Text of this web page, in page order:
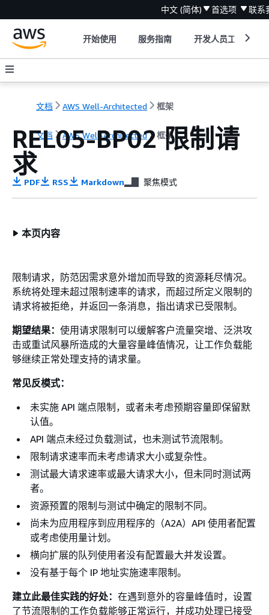
中文 (简体) 首选项 联系
开始使用 服务指南 开发人员工具
文档 AWS Well-Architected 框架
文档 AWS Well-Architected 框架
REL05-BP02 限制请
求
PDF RSS Markdown 聚焦模式
本页内容
限制请求，防范因需求意外增加而导致的资源耗尽情况。
系统将处理未超过限制速率的请求，而超过所定义限制的
请求将被拒绝，并返回一条消息，指出请求已受限制。
期望结果： 使用请求限制可以缓解客户流量突增、泛洪攻
击或重试风暴所造成的大量容量峰值情况，让工作负载能
够继续正常处理支持的请求量。
常见反模式：
未实施 API 端点限制，或者未考虑预期容量即保留默
认值。
API 端点未经过负载测试，也未测试节流限制。
限制请求速率而未考虑请求大小或复杂性。
测试最大请求速率或最大请求大小，但未同时测试两
者。
资源预置的限制与测试中确定的限制不同。
尚未为应用程序到应用程序的（A2A）API 使用者配置
或考虑使用量计划。
横向扩展的队列使用者没有配置最大并发设置。
没有基于每个 IP 地址实施速率限制。
建立此最佳实践的好处： 在遇到意外的容量峰值时，设置
了节流限制的工作负载能够正常运行，并成功处理已接受